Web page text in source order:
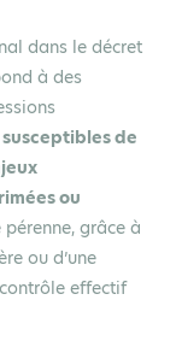
dans le décret
à des
de
ou
grâce à
ou d’une
effectif